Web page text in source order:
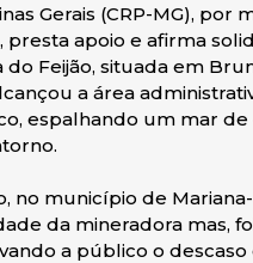
Gerais (CRP-MG), por
apoio e afirma
Feijão, situada em
a área
espalhando um mar de
município de Mariana-
da mineradora mas,
a público o